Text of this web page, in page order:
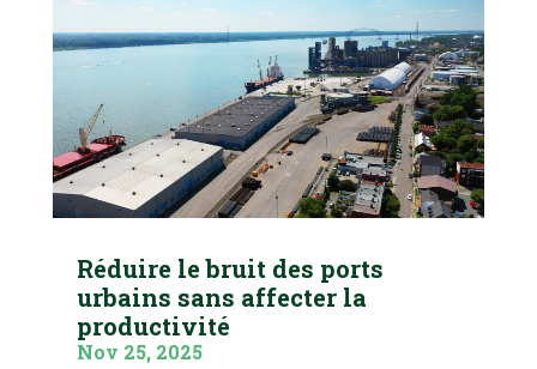
Réduire le bruit des ports
urbains sans affecter la
productivité
Nov 25, 2025